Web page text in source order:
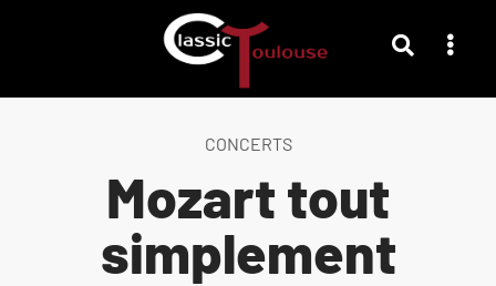
CONCERTS
Mozart tout
simplement